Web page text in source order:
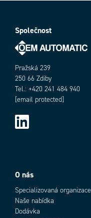
Společnost
Pražská 239
250 66 Zdiby
Tel.: +420 241 484 940
[email protected]
O nás
Specializovaná organizace
Naše nabídka
Dodávka